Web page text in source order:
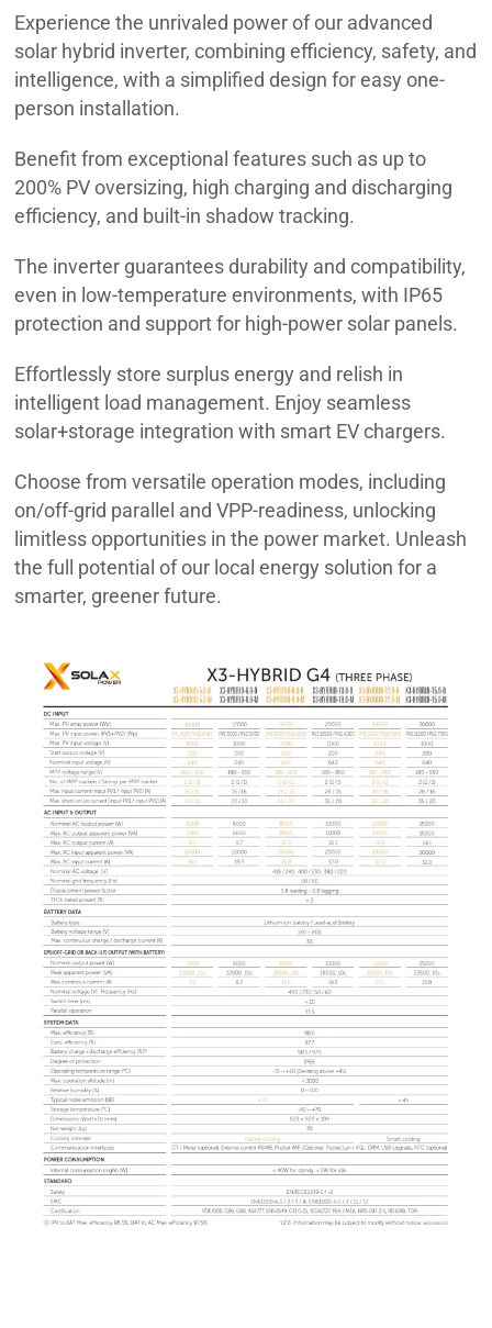
Experience the unrivaled power of our advanced
solar hybrid inverter, combining efficiency, safety, and
intelligence, with a simplified design for easy one-
person installation.
Benefit from exceptional features such as up to
200% PV oversizing, high charging and discharging
efficiency, and built-in shadow tracking.
The inverter guarantees durability and compatibility,
even in low-temperature environments, with IP65
protection and support for high-power solar panels.
Effortlessly store surplus energy and relish in
intelligent load management. Enjoy seamless
solar+storage integration with smart EV chargers.
Choose from versatile operation modes, including
on/off-grid parallel and VPP-readiness, unlocking
limitless opportunities in the power market. Unleash
the full potential of our local energy solution for a
smarter, greener future.